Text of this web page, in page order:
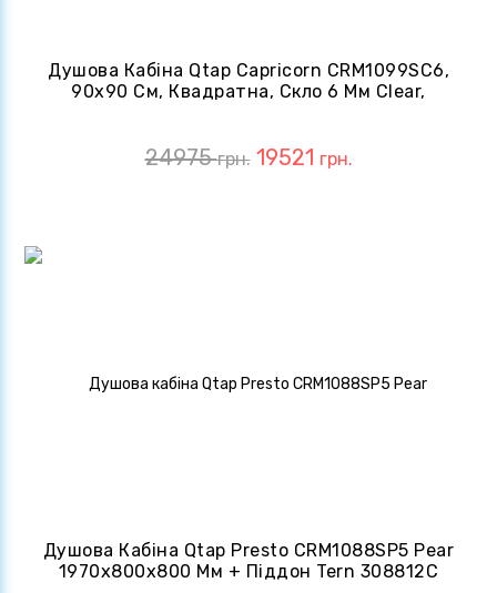
Душова Кабіна Qtap Capricorn CRM1099SC6,
90x90 См, Квадратна, Скло 6 Мм Clear,
24975грн. 19521 грн.
Душова Кабіна Qtap Presto CRM1088SP5 Pear
1970x800x800 Мм + Піддон Tern 308812C